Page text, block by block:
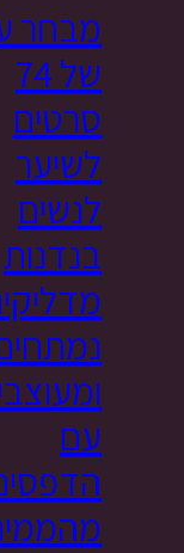
מבחר
של 74
סרטים
לשיער
לנשים
בנדנות
עם